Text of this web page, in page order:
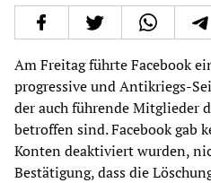
Am Freitag führte Facebook
progressive und Antikriegs-
der auch führende Mitglieder
betroffen sind. Facebook gab
Konten deaktiviert wurden,
Bestätigung, dass die